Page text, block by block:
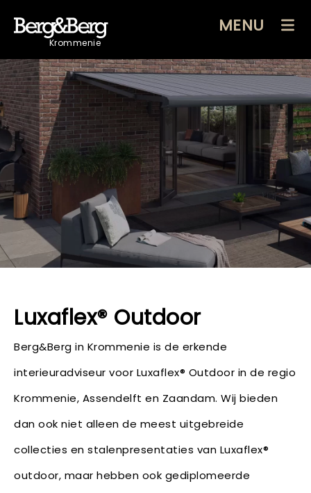
Krommenie
MENU
Luxaflex® Outdoor
Berg&Berg in Krommenie is de erkende
interieuradviseur voor Luxaflex® Outdoor in de regio
Krommenie, Assendelft en Zaandam. Wij bieden
dan ook niet alleen de meest uitgebreide
collecties en stalenpresentaties van Luxaflex®
outdoor, maar hebben ook gediplomeerde